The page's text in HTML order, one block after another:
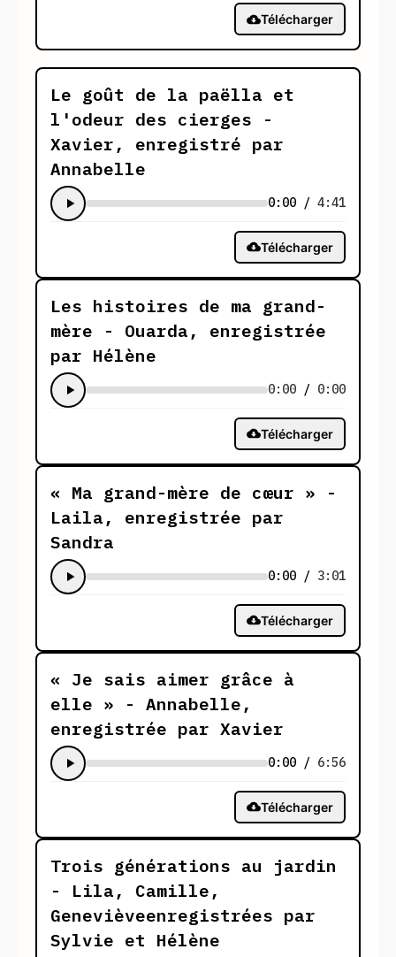
Télécharger
Le goût de la paëlla et
l'odeur des cierges -
Xavier, enregistré par
Annabelle
0:00 / 4:41
Télécharger
Les histoires de ma grand-
mère - Ouarda, enregistrée
par Hélène
0:00 / 0:00
Télécharger
« Ma grand-mère de cœur » -
Laila, enregistrée par
Sandra
0:00 / 3:01
Télécharger
« Je sais aimer grâce à
elle » - Annabelle,
enregistrée par Xavier
0:00 / 6:56
Télécharger
Trois générations au jardin
- Lila, Camille,
Genevièveenregistrées par
Sylvie et Hélène